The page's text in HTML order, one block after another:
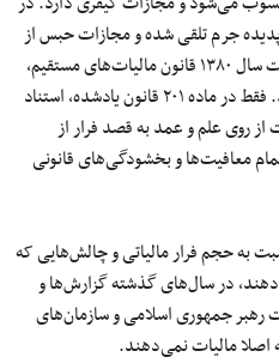
جرم تلقی شده و مجازات حبس از
سال۱۳۸۰قانونمالیات‌هایمستقیم،
فقط در ماده۲۰۱قانون یادشده، استناد
از روی علم و عمدبهقصدفرار از
معافیت‌هاوبخشودگی‌هایقانونی
به حجم فرار مالیاتی و چالش‌هایی که
در سال‌های گذشته گزارش‌ها و
رهبر جمهوری اسلامی و سازمان‌های
اصلا مالیات نمی‌دهند.